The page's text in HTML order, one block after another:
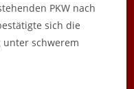
PKW nach
sich die
unter schwerem